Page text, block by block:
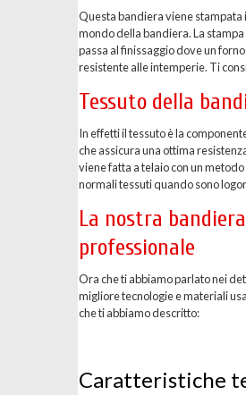
Questa bandiera viene stampata
mondo della bandiera. La
passa al finissaggio dove un
resistente alle intemperie. Ti
Tessuto della
In effetti il tessuto è la
che assicura una ottima
viene fatta a telaio con un
normali tessuti quando sono
La nostra
professionale
Ora che ti abbiamo parlato nei
migliore tecnologie e materiali
che ti abbiamo descritto:
Caratteristiche